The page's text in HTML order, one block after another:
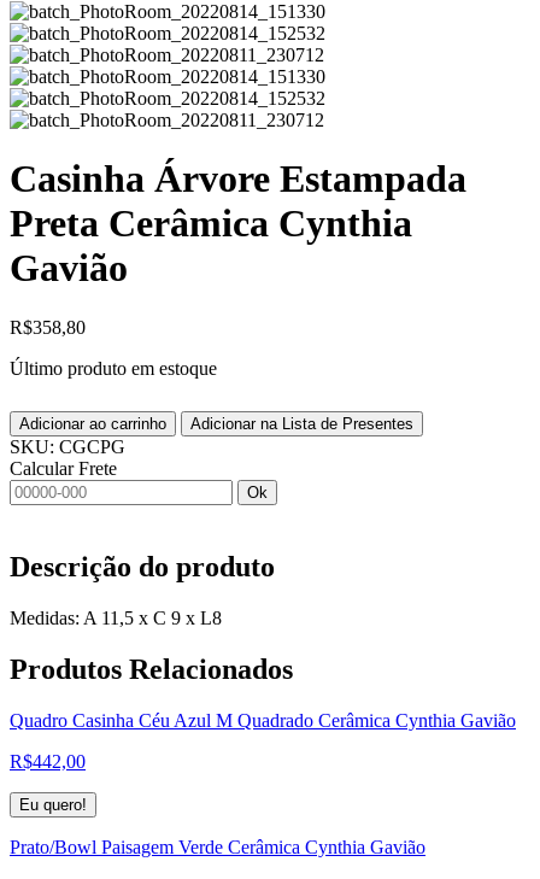
Casinha Árvore Estampada
Preta Cerâmica Cynthia
Gavião
R$358,80
Último produto em estoque
Adicionar ao carrinho Adicionar na Lista de Presentes
SKU: CGCPG
Calcular Frete
Ok
Descrição do produto
Medidas: A 11,5 x C 9 x L8
Produtos Relacionados
Quadro Casinha Céu Azul M Quadrado Cerâmica Cynthia Gavião
R$442,00
Eu quero!
Prato/Bowl Paisagem Verde Cerâmica Cynthia Gavião